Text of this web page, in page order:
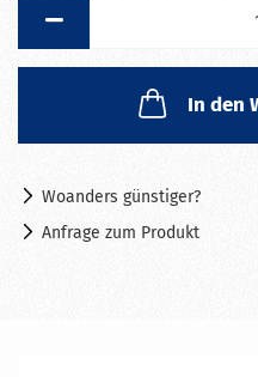
In den
Woanders günstiger?
Anfrage zum Produkt